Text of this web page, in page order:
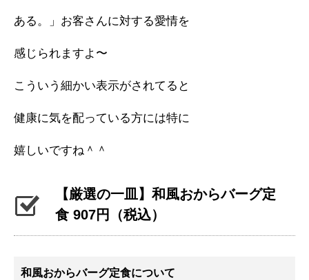
ある。」お客さんに対する愛情を
感じられますよ〜
こういう細かい表示がされてると
健康に気を配っている方には特に
嬉しいですね＾＾
【厳選の一皿】和風おからバーグ定
食 907円（税込）
和風おからバーグ定食について